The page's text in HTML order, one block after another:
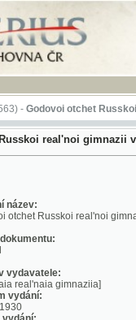
Godovoi otchet Russkoi
real'noi gimnazii v